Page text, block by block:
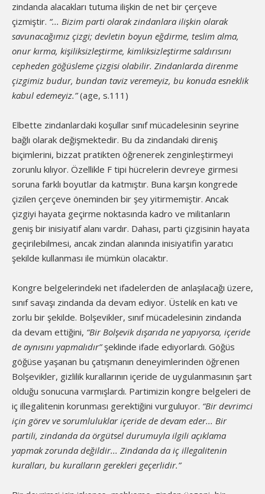
zindanda alacakları tutuma ilişkin de net bir çerçeve
çizmiştir. “... Bizim parti olarak zindanlara ilişkin olarak
savunacağımız çizgi; devletin boyun eğdirme, teslim alma,
onur kırma, kişiliksizleştirme, kimliksizleştirme saldırısını
cepheden göğüsleme çizgisi olabilir. Zindanlarda direnme
çizgimiz budur, bundan taviz veremeyiz, bu konuda esneklik
kabul edemeyiz.”(age, s.111)
Elbette zindanlardaki koşullar sınıf mücadelesinin seyrine
bağlı olarak değişmektedir. Bu da zindandaki direniş
biçimlerini, bizzat pratikten öğrenerek zenginleştirmeyi
zorunlu kılıyor. Özellikle F tipi hücrelerin devreye girmesi
soruna farklı boyutlar da katmıştır. Buna karşın kongrede
çizilen çerçeve öneminden bir şey yitirmemiştir. Ancak
çizgiyi hayata geçirme noktasında kadro ve militanların
geniş bir inisiyatif alanı vardır. Dahası, parti çizgisinin hayata
geçirilebilmesi, ancak zindan alanında inisiyatifin yaratıcı
şekilde kullanması ile mümkün olacaktır.
Kongre belgelerindeki net ifadelerden de anlaşılacağı üzere,
sınıf savaşı zindanda da devam ediyor. Üstelik en katı ve
zorlu bir şekilde. Bolşevikler, sınıf mücadelesinin zindanda
da devam ettiğini, “Bir Bolşevik dışarıda ne yapıyorsa, içeride
de aynısını yapmalıdır”şeklinde ifade ediyorlardı. Göğüs
göğüse yaşanan bu çatışmanın deneyimlerinden öğrenen
Bolşevikler, gizlilik kurallarının içeride de uygulanmasının şart
olduğu sonucuna varmışlardı. Partimizin kongre belgeleri de
iç illegalitenin korunması gerektiğini vurguluyor. “Bir devrimci
için görev ve sorumluluklar içeride de devam eder... Bir
partili, zindanda da örgütsel durumuyla ilgili açıklama
yapmak zorunda değildir... Zindanda da iç illegalitenin
kuralları, bu kuralların gerekleri geçerlidir.”